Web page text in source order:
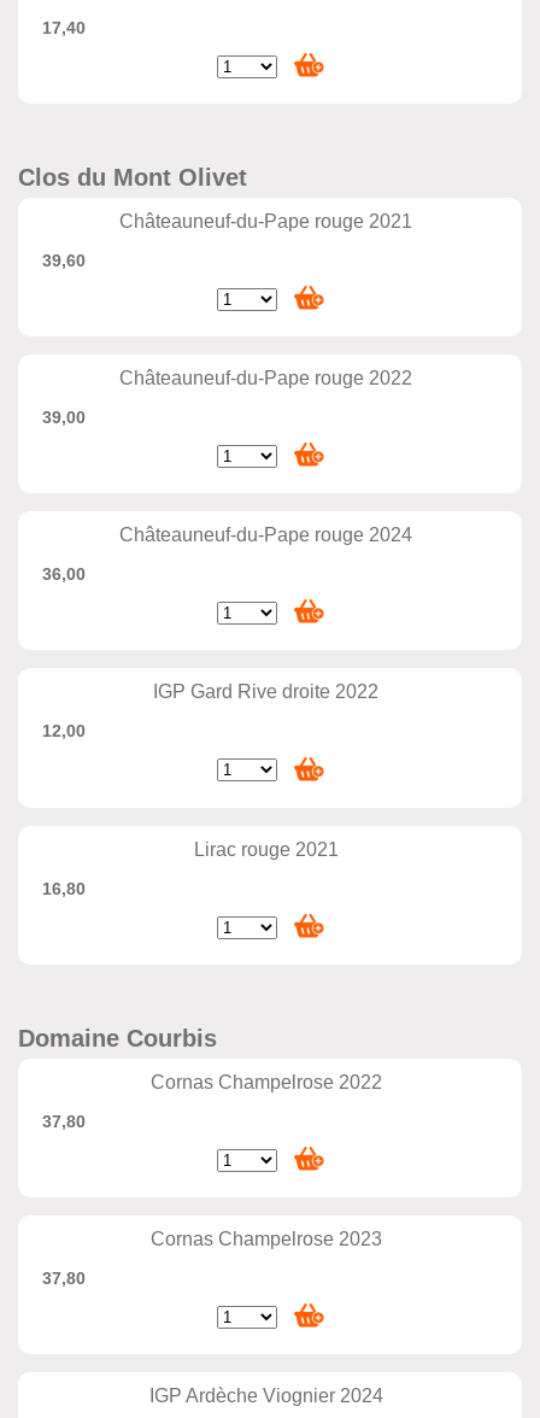
17,40
Clos du Mont Olivet
Châteauneuf-du-Pape rouge 2021
39,60
Châteauneuf-du-Pape rouge 2022
39,00
Châteauneuf-du-Pape rouge 2024
36,00
IGP Gard Rive droite 2022
12,00
Lirac rouge 2021
16,80
Domaine Courbis
Cornas Champelrose 2022
37,80
Cornas Champelrose 2023
37,80
IGP Ardèche Viognier 2024